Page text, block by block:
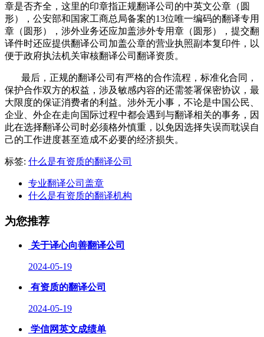
章是否齐全，这里的印章指正规翻译公司的中英文公章（圆
形），公安部和国家工商总局备案的13位唯一编码的翻译专用
章（圆形），涉外业务还应加盖涉外专用章（圆形），提交翻
译件时还应提供翻译公司加盖公章的营业执照副本复印件，以
便于政府执法机关审核翻译公司翻译资质。
最后，正规的翻译公司有严格的合作流程，标准化合同，
保护合作双方的权益，涉及敏感内容的还需签署保密协议，最
大限度的保证消费者的利益。涉外无小事，不论是中国公民、
企业、外企在走向国际过程中都会遇到与翻译相关的事务，因
此在选择翻译公司时必须格外慎重，以免因选择失误而耽误自
己的工作进度甚至造成不必要的经济损失。
标签: 什么是有资质的翻译公司
专业翻译公司盖章
什么是有资质的翻译机构
为您推荐
关于译心向善翻译公司
2024-05-19
有资质的翻译公司
2024-05-19
学信网英文成绩单